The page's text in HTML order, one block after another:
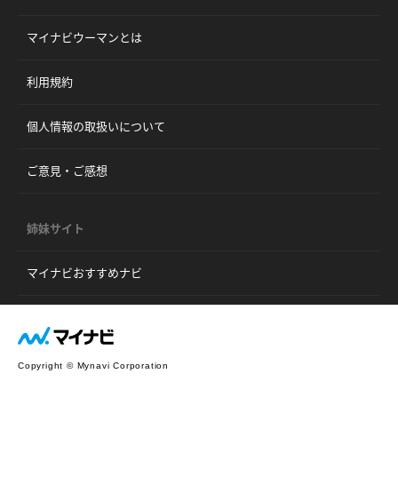
マイナビウーマンとは
利用規約
個人情報の取扱いについて
ご意見・ご感想
姉妹サイト
マイナビおすすめナビ
Copyright © Mynavi Corporation